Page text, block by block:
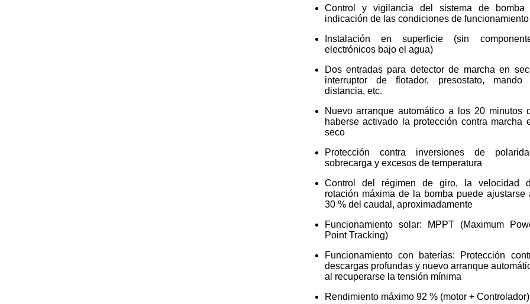
Control y vigilancia del sistema de bomba
indicación de las condiciones de funcionamiento
Instalación en superficie (sin
electrónicos bajo el agua)
Dos entradas para detector de marcha en
interruptor de flotador, presostato, mando
distancia, etc.
Nuevo arranque automático a los 20 minutos
haberse activado la protección contra marcha
seco
Protección contra inversiones de
sobrecarga y excesos de temperatura
Control del régimen de giro, la velocidad
rotación máxima de la bomba puede ajustarse
30 % del caudal, aproximadamente
Funcionamiento solar: MPPT (Maximum
Point Tracking)
Funcionamiento con baterías: Protección
descargas profundas y nuevo arranque
al recuperarse la tensión mínima
Rendimiento máximo 92 % (motor + Controlador)